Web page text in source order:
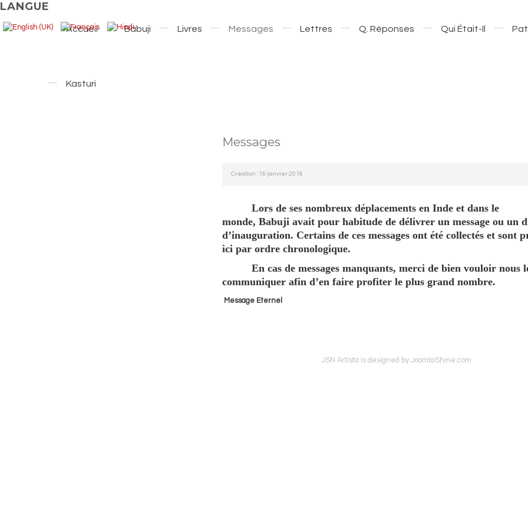
LANGUE
Accueil Babuji Livres Messages Lettres Q. Réponses Qui Était-Il
Kasturi
Messages
Création : 16 janvier 2016
Lors de ses nombreux déplacements en Inde et dans le
monde, Babuji avait pour habitude de délivrer un message ou un
d’inauguration. Certains de ces messages ont été collectés et sont
ici par ordre chronologique.
En cas de messages manquants, merci de bien vouloir nous
communiquer afin d’en faire profiter le plus grand nombre.
Message Eternel
JSN Artista is designed by JoomlaShine.com